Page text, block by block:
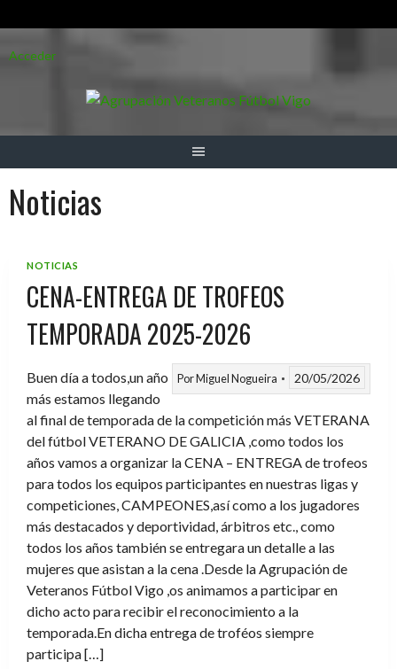
alAcceder
Noticias
NOTICIAS
CENA-ENTREGA DE TROFEOS
TEMPORADA 2025-2026
PorMiguel Nogueira 20/05/2026
Buen día a todos,un año
más estamos llegando
al final de temporada de la competición más VETERANA
del fútbol VETERANO DE GALICIA ,como todos los
años vamos a organizar la CENA – ENTREGA de trofeos
para todos los equipos participantes en nuestras ligas y
competiciones, CAMPEONES,así como a los jugadores
más destacados y deportividad, árbitros etc., como
todos los años también se entregara un detalle a las
mujeres que asistan a la cena .Desde la Agrupación de
Veteranos Fútbol Vigo ,os animamos a participar en
dicho acto para recibir el reconocimiento a la
temporada.En dicha entrega de troféos siempre
participa […]